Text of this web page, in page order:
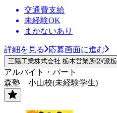
交通費支給
未経験OK
まかないあり
詳細を見る 応募画面に進む
三陽工業株式会社 栃木営業所②/派
アルバイト・パート
森塾 小山校(未経験学生)